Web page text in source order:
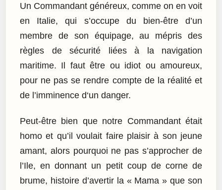
Un Commandant généreux, comme on en voit
en Italie, qui s’occupe du bien-être d’un
membre de son équipage, au mépris des
règles de sécurité liées à la navigation
maritime. Il faut être ou idiot ou amoureux,
pour ne pas se rendre compte de la réalité et
de l’imminence d‘un danger.
Peut-être bien que notre Commandant était
homo et qu’il voulait faire plaisir à son jeune
amant, alors pourquoi ne pas s’approcher de
l’Ile, en donnant un petit coup de corne de
brume, histoire d’avertir la « Mama » que son